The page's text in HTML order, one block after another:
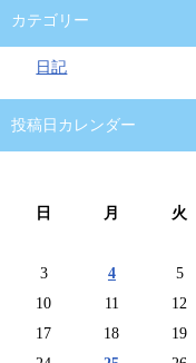
カテゴリー
日記
投稿日カレンダー
日 月 火
3
4 5
10
11 12
17
18 19